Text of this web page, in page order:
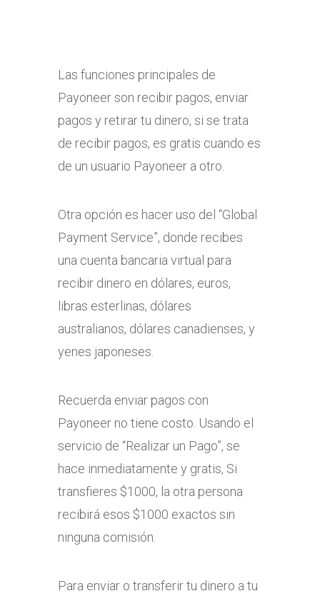
Las funciones principales de
Payoneer son recibir pagos, enviar
pagos y retirar tu dinero, si se trata
de recibir pagos, es gratis cuando es
de un usuario Payoneer a otro.
Otra opción es hacer uso del “Global
Payment Service”, donde recibes
una cuenta bancaria virtual para
recibir dinero en dólares, euros,
libras esterlinas, dólares
australianos, dólares canadienses, y
yenes japoneses.
Recuerda enviar pagos con
Payoneer no tiene costo. Usando el
servicio de “Realizar un Pago”, se
hace inmediatamente y gratis, Si
transfieres $1000, la otra persona
recibirá esos $1000 exactos sin
ninguna comisión.
Para enviar o transferir tu dinero a tu